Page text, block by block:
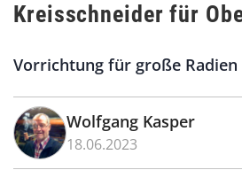
Kreisschneider für
Vorrichtung für große Radien
Wolfgang Kasper
18.06.2023